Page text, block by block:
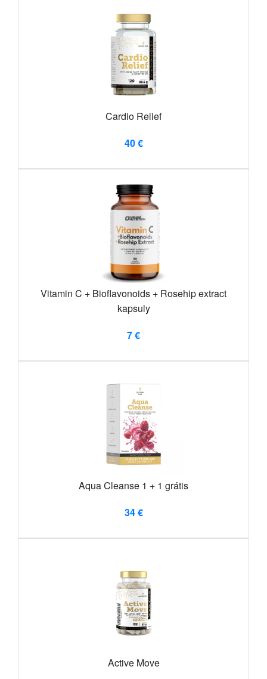
Cardio Relief
40 €
Vitamin C + Bioflavonoids + Rosehip extract
kapsuly
7 €
Aqua Cleanse 1 + 1 grátis
34 €
Active Move